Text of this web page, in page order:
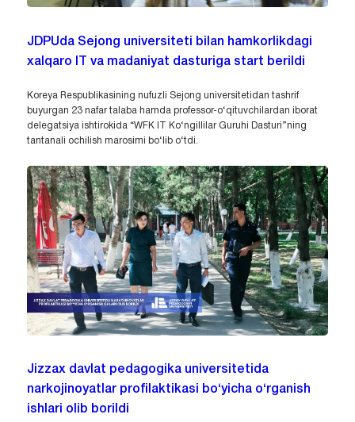
JDPUda Sejong universiteti bilan hamkorlikdagi
xalqaro IT va madaniyat dasturiga start berildi
Koreya Respublikasining nufuzli Sejong universitetidan tashrif
buyurgan 23 nafar talaba hamda professor-o‘qituvchilardan iborat
delegatsiya ishtirokida “WFK IT Ko‘ngillilar Guruhi Dasturi”ning
tantanali ochilish marosimi bo‘lib o‘tdi.
Jizzax davlat pedagogika universitetida
narkojinoyatlar profilaktikasi bo‘yicha o‘rganish
ishlari olib borildi